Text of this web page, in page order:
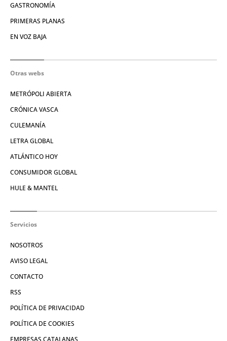
GASTRONOMÍA
PRIMERAS PLANAS
EN VOZ BAJA
Otras webs
METRÓPOLI ABIERTA
CRÓNICA VASCA
CULEMANÍA
LETRA GLOBAL
ATLÁNTICO HOY
CONSUMIDOR GLOBAL
HULE & MANTEL
Servicios
NOSOTROS
AVISO LEGAL
CONTACTO
RSS
POLÍTICA DE PRIVACIDAD
POLÍTICA DE COOKIES
EMPRESAS CATALANAS